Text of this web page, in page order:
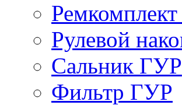
Ремкомплект
Рулевой
Сальник ГУР
Фильтр ГУР